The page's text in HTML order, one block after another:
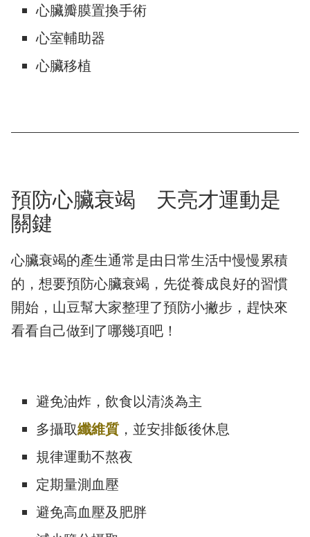
心臟瓣膜置換手術
心室輔助器
心臟移植
預防心臟衰竭 天亮才運動是
關鍵
心臟衰竭的產生通常是由日常生活中慢慢累積
的，想要預防心臟衰竭，先從養成良好的習慣
開始，山豆幫大家整理了預防小撇步，趕快來
看看自己做到了哪幾項吧！
避免油炸，飲食以清淡為主
多攝取纖維質 ，並安排飯後休息
規律運動不熬夜
定期量測血壓
避免高血壓及肥胖